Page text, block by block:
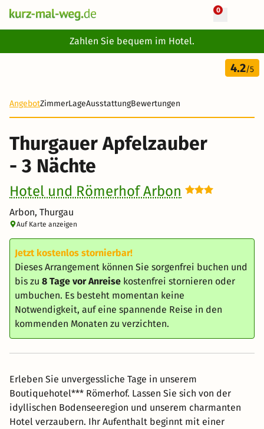
0
Zahlen Sie bequem im Hotel.
4 Tage
439 €
4.2/5
AngebotZimmerLageAusstattungBewertungen
Thurgauer Apfelzauber
- 3 Nächte
Hotel und Römerhof Arbon
Arbon, Thurgau
Auf Karte anzeigen
Jetzt kostenlos stornierbar!
Dieses Arrangement können Sie sorgenfrei buchen und
bis zu 8 Tage vor Anreise kostenfrei stornieren oder
umbuchen. Es besteht momentan keine
Notwendigkeit, auf eine spannende Reise in den
kommenden Monaten zu verzichten.
Erleben Sie unvergessliche Tage in unserem
Boutiquehotel*** Römerhof. Lassen Sie sich von der
idyllischen Bodenseeregion und unserem charmanten
Hotel verzaubern. Ihr Aufenthalt beginnt mit einer